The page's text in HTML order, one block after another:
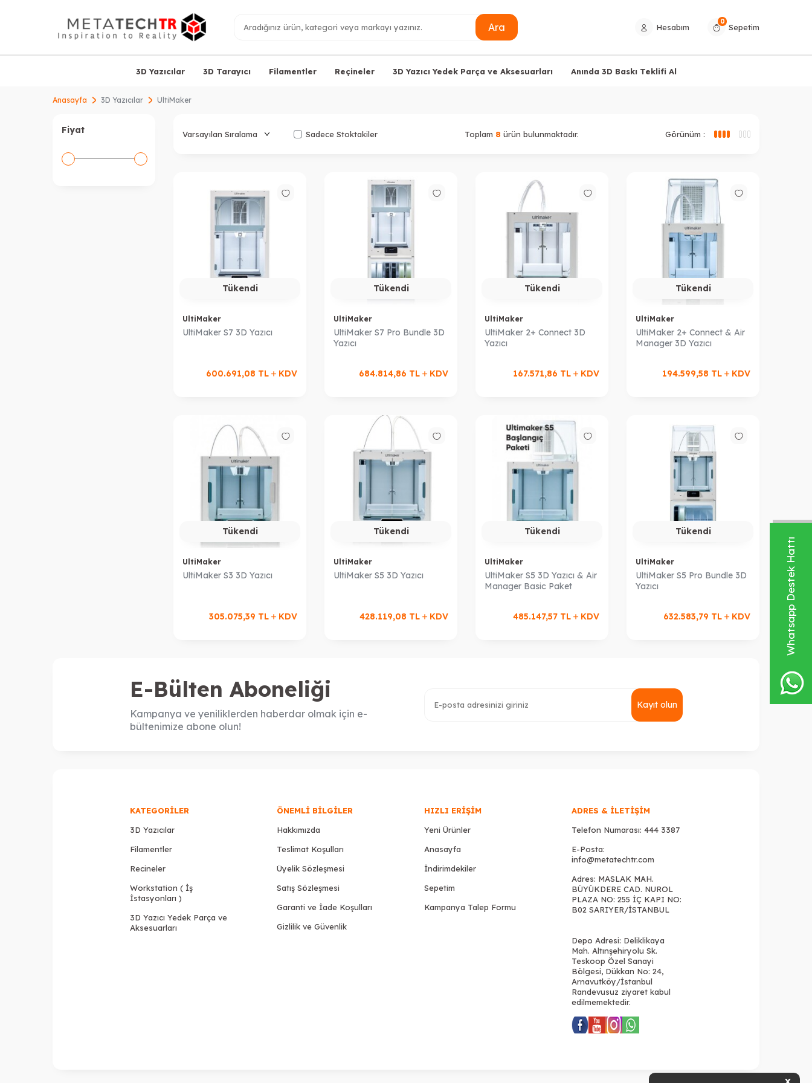
Whatsapp Destek Hattı
Ara Hesabım
0
Sepetim
3D Yazıcılar 3D Tarayıcı Filamentler Reçineler 3D Yazıcı Yedek Parça ve Aksesuarları Anında 3D Baskı Teklifi Al
Anasayfa 3D Yazıcılar UltiMaker
Fiyat Sadece Stoktakiler Toplam 8 ürün bulunmaktadır. Görünüm :
Tükendi
UltiMaker
UltiMaker S7 3D Yazıcı
600.691,08 TL KDV
Tükendi
UltiMaker
UltiMaker S7 Pro Bundle 3D
Yazıcı
684.814,86 TL KDV
Tükendi
UltiMaker
UltiMaker 2+ Connect 3D
Yazıcı
167.571,86 TL KDV
Tükendi
UltiMaker
UltiMaker 2+ Connect & Air
Manager 3D Yazıcı
194.599,58 TL KDV
Tükendi
UltiMaker
UltiMaker S3 3D Yazıcı
305.075,39 TL KDV
Tükendi
UltiMaker
UltiMaker S5 3D Yazıcı
428.119,08 TL KDV
Tükendi
UltiMaker
UltiMaker S5 3D Yazıcı & Air
Manager Basic Paket
485.147,57 TL KDV
Tükendi
UltiMaker
UltiMaker S5 Pro Bundle 3D
Yazıcı
632.583,79 TL KDV
E-Bülten Aboneliği
Kampanya ve yeniliklerden haberdar olmak için e-
bültenimize abone olun!
Kayıt olun
KATEGORILER
3D Yazıcılar
Filamentler
Recineler
Workstation ( İş
İstasyonları )
3D Yazıcı Yedek Parça ve
Aksesuarları
ÖNEMLI BILGILER
Hakkımızda
Teslimat Koşulları
Üyelik Sözleşmesi
Satış Sözleşmesi
Garanti ve İade Koşulları
Gizlilik ve Güvenlik
HIZLI ERIŞIM
Yeni Ürünler
Anasayfa
İndirimdekiler
Sepetim
Kampanya Talep Formu
ADRES & İLETIŞIM
Telefon Numarası: 444 3387
E-Posta:
info@metatechtr.com
Adres: MASLAK MAH.
BÜYÜKDERE CAD. NUROL
PLAZA NO: 255 İÇ KAPI NO:
B02 SARIYER/İSTANBUL
Depo Adresi: Deliklikaya
Mah. Altınşehiryolu Sk.
Teskoop Özel Sanayi
Bölgesi, Dükkan No: 24,
Arnavutköy/İstanbul
Randevusuz ziyaret kabul
edilmemektedir.